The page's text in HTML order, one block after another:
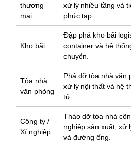
thương
mại
xử lý nhiều tầng và
phức tạp.
Kho bãi
Đập phá kho bãi
container và hệ
chuyển.
Tòa nhà
văn phòng
Phá dỡ tòa nhà văn
xử lý nội thất và hệ
tử.
Công ty /
Xí nghiệp
Tháo dỡ tòa nhà
nghiệp sản xuất, xử
và đường ống.